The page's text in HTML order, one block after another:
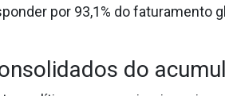
por 93,1% do faturamento
do